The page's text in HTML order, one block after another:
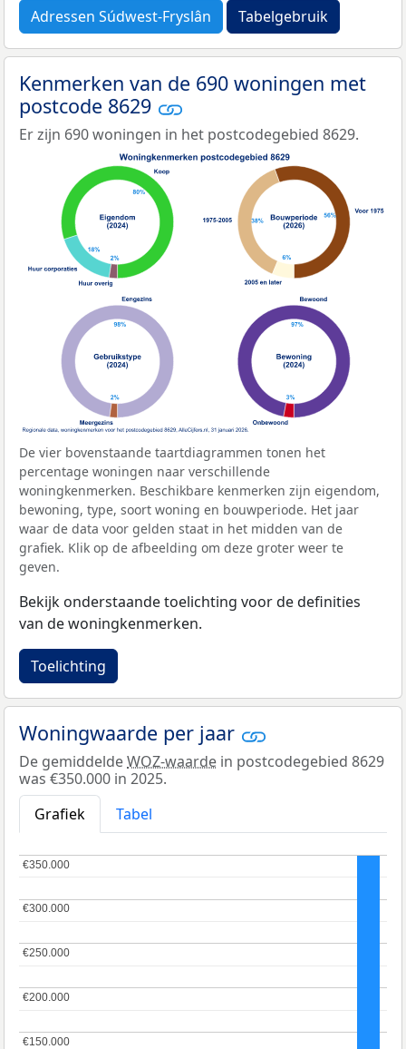
Adressen Súdwest-Fryslân Tabelgebruik
Kenmerken van de 690 woningen met
postcode 8629
Er zijn 690 woningen in het postcodegebied 8629.
De vier bovenstaande taartdiagrammen tonen het
percentage woningen naar verschillende
woningkenmerken. Beschikbare kenmerken zijn eigendom,
bewoning, type, soort woning en bouwperiode. Het jaar
waar de data voor gelden staat in het midden van de
grafiek. Klik op de afbeelding om deze groter weer te
geven.
Bekijk onderstaande toelichting voor de definities
van de woningkenmerken.
Toelichting
Woningwaarde per jaar
De gemiddeldeWOZ-waarde in postcodegebied 8629
was €350.000 in 2025.
Grafiek
Tabel
€150.000
€150.000
€200.000
€200.000
€250.000
€250.000
€300.000
€300.000
€350.000
€350.000